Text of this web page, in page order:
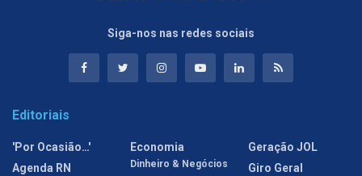
Siga-nos nas redes sociais
Editoriais
'Por Ocasião…'
Agenda RN
Economia
Dinheiro & Negócios
Geração JOL
Giro Geral